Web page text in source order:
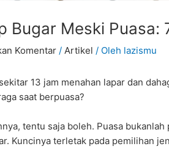
Bugar Meski Puasa:
Komentar / Artikel / Oleh lazismu
13 jam menahan lapar dan
saat berpuasa?
tentu saja boleh. Puasa
Kuncinya terletak pada pemilihan